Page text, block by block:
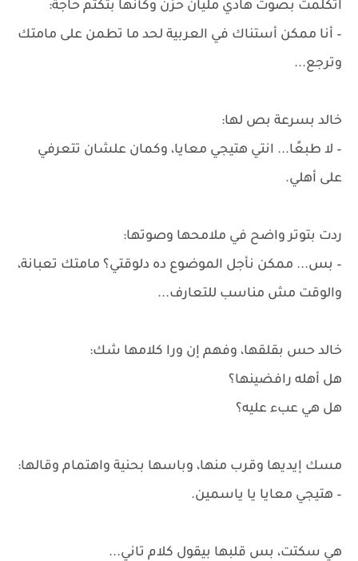
اتكلمت بصوت هادي مليان حزن وكأنها بتكتم حاجة:
– أنا ممكن أستناك في العربية لحد ما تطمن على مامتك
وترجع...
خالد بسرعة بص لها:
– لا طبعًا... انتي هتيجي معايا، وكمان علشان تتعرفي
على أهلي.
ردت بتوتر واضح في ملامحها وصوتها:
– بس... ممكن نأجل الموضوع ده دلوقتي؟ مامتك تعبانة،
والوقت مش مناسب للتعارف...
خالد حس بقلقها، وفهم إن ورا كلامها شك:
هل أهله رافضينها؟
هل هي عبء عليه؟
مسك إيديها وقرب منها، وباسها بحنية واهتمام وقالها:
– هتيجي معايا يا ياسمين.
هي سكتت، بس قلبها بيقول كلام تاني...